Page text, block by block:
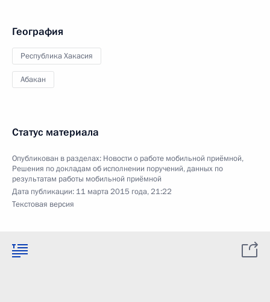
География
Республика Хакасия
Абакан
Статус материала
Опубликован в разделах: Новости о работе мобильной приёмной,
Решения по докладам об исполнении поручений, данных по
результатам работы мобильной приёмной
Дата публикации: 11 марта 2015 года, 21:22
Текстовая версия